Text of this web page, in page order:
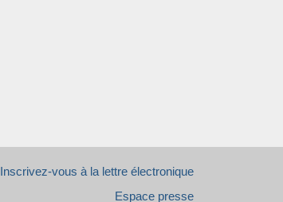
Inscrivez-vous à la lettre électronique
Espace presse